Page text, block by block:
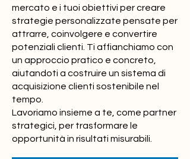
mercato e i tuoi obiettivi per creare
strategie personalizzate pensate per
attrarre, coinvolgere e convertire
potenziali clienti. Ti affianchiamo con
un approccio pratico e concreto,
aiutandoti a costruire un sistema di
acquisizione clienti sostenibile nel
tempo.
Lavoriamo insieme a te, come partner
strategici, per trasformare le
opportunità in risultati misurabili.